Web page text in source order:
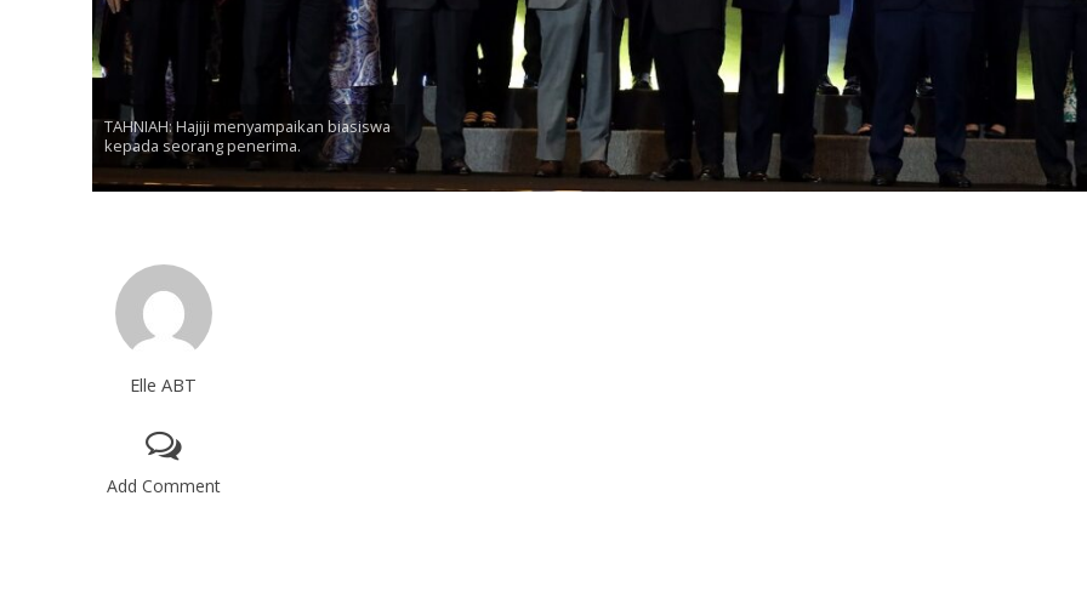
TAHNIAH: Hajiji menyampaikan biasiswa
kepada seorang penerima.
Elle ABT
Add Comment